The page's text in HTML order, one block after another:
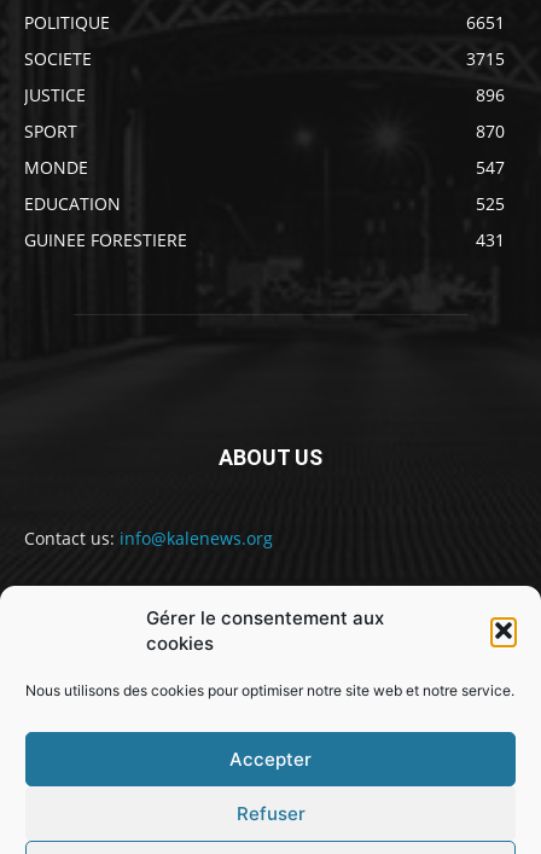
Gérer le consentement aux
cookies
Nous utilisons des cookies pour optimiser notre site web et notre service.
Accepter
Refuser
POLITIQUE
6651
SOCIETE
3715
JUSTICE
896
SPORT
870
MONDE
547
EDUCATION
525
GUINEE FORESTIERE
431
ABOUT US
Contact us: info@kalenews.org
FOLLOW US
@snabe// sekou.nabe@abakusitsolutions.eu